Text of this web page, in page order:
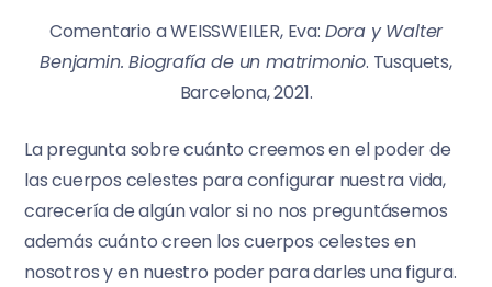
Comentario a WEISSWEILER, Eva: Dora y Walter
Benjamin. Biografía de un matrimonio. Tusquets,
Barcelona, 2021.
La pregunta sobre cuánto creemos en el poder de
las cuerpos celestes para configurar nuestra vida,
carecería de algún valor si no nos preguntásemos
además cuánto creen los cuerpos celestes en
nosotros y en nuestro poder para darles una figura.